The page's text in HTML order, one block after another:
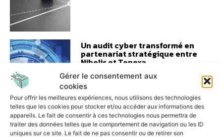
Gérer le consentement aux
cookies
Pour offrir les meilleures expériences, nous utilisons des technologies
telles que les cookies pour stocker et/ou accéder aux informations des
appareils. Le fait de consentir à ces technologies nous permettra de
traiter des données telles que le comportement de navigation ou les ID
uniques sur ce site. Le fait de ne pas consentir ou de retirer son
Un audit cyber transformé en
partenariat stratégique entre
Nibelis et Tenexa
17 juin 2026